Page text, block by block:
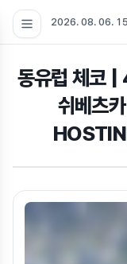
2026. 08. 06.
동유럽 체코 |
쉬베츠